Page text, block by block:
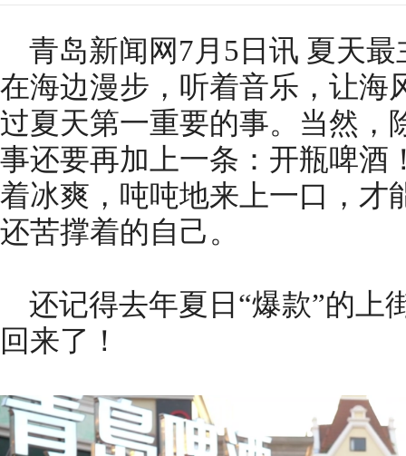
青岛新闻网7月5日讯 夏天
在海边漫步，听着音乐，让海
过夏天第一重要的事。当然，
事还要再加上一条：开瓶啤酒
着冰爽，吨吨地来上一口，才
还苦撑着的自己。
还记得去年夏日“爆款”的上
回来了！